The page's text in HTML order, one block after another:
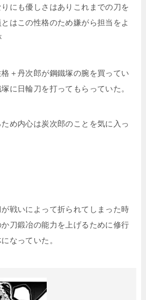
にも優しさはありこれまでの刀を
はこの性格のため嫌がら担当をよ
＋丹次郎が鋼鐵塚の腕を買ってい
に日輪刀を打ってもらっていた。
め内心は炭次郎のことを気に入っ
戦いによって折られてしまった時
刀鍛冶の能力を上げるために修行
なっていた。